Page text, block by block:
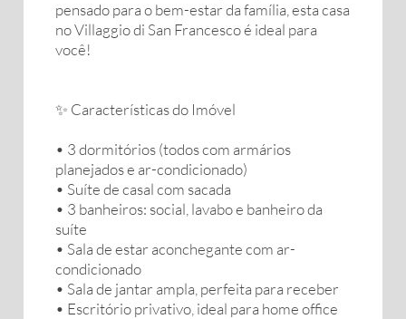
pensado para o bem-estar da família, esta casa
no Villaggio di San Francesco é ideal para
você!
✨ Características do Imóvel
• 3 dormitórios (todos com armários
planejados e ar-condicionado)
• Suíte de casal com sacada
• 3 banheiros: social, lavabo e banheiro da
suíte
• Sala de estar aconchegante com ar-
condicionado
• Sala de jantar ampla, perfeita para receber
• Escritório privativo, ideal para home office